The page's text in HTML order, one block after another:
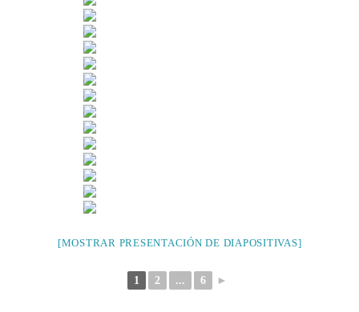
[MOSTRAR PRESENTACIÓN DE DIAPOSITIVAS]
1 2 ... 6 ►